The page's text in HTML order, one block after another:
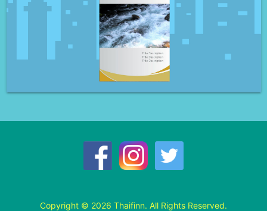
Copyright © 2026 Thaifinn. All Rights Reserved.